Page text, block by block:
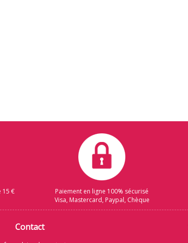
15 €
Paiement en ligne 100% sécurisé
Visa, Mastercard, Paypal, Chèque
Contact